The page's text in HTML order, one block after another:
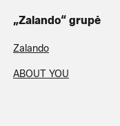
„Zalando“ grupė
Zalando
ABOUT YOU